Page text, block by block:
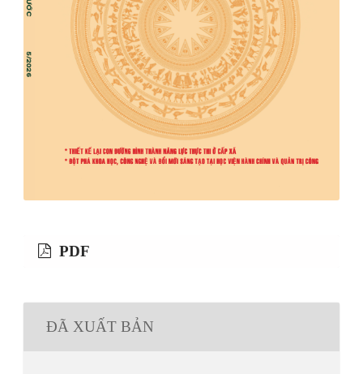
PDF
ĐÃ XUẤT BẢN